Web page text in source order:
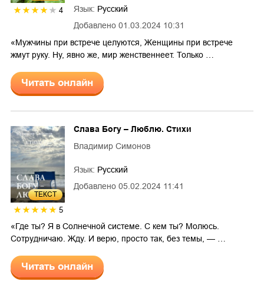
4
Добавлено 01.03.2024 10:31
Язык: Русский
«Мужчины при встрече целуются, Женщины при встрече
жмут руку. Ну, явно же, мир женственнеет. Только …
Читать онлайн
ТЕКСТ
5
Добавлено 05.02.2024 11:41
Слава Богу – Люблю. Стихи
Владимир Симонов
Язык: Русский
«Где ты? Я в Солнечной системе. С кем ты? Молюсь.
Сотрудничаю. Жду. И верю, просто так, без темы, — …
Читать онлайн